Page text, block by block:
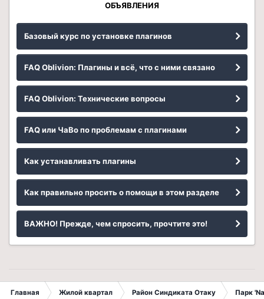
ОБЪЯВЛЕНИЯ
Базовый курс по установке плагинов
FAQ Oblivion: Плагины и всё, что с ними связано
FAQ Oblivion: Технические вопросы
FAQ или ЧаВо по проблемам с плагинами
Как устанавливать плагины
Как правильно просить о помощи в этом разделе
ВАЖНО! Прежде, чем спросить, прочтите это!
Главная Жилой квартал Район Синдиката Отаку Парк